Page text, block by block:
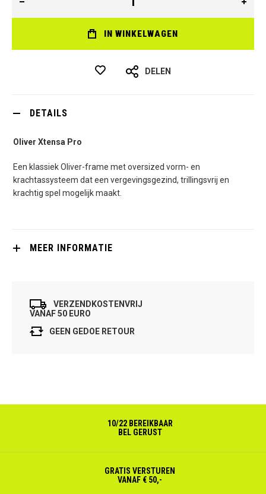
IN WINKELWAGEN
DELEN
DETAILS
Oliver Xtensa Pro
Een klassiek Oliver-frame met oversized vorm- en
krachtassysteem dat een vergevingsgezind, trillingsvrij en
krachtig spel mogelijk maakt.
MEER INFORMATIE
VERZENDKOSTENVRIJ
VANAF 50 EURO
GEEN GEDOE RETOUR
10/22 BEREIKBAAR
BEL GERUST
GRATIS VERSTUREN
VANAF € 50,-